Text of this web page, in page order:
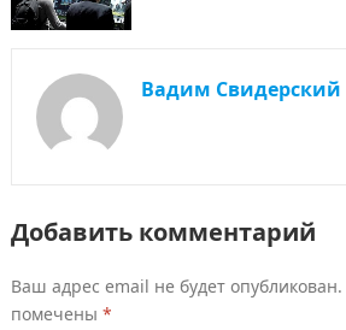
Вадим Свидерский
Добавить комментарий
Ваш адрес email не будет опубликован.
помечены *